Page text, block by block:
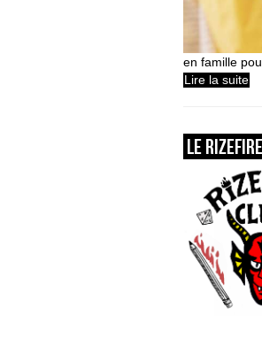
en famille
Lire la suite
LE